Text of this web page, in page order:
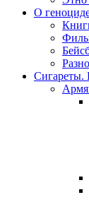
О
Сигареты.